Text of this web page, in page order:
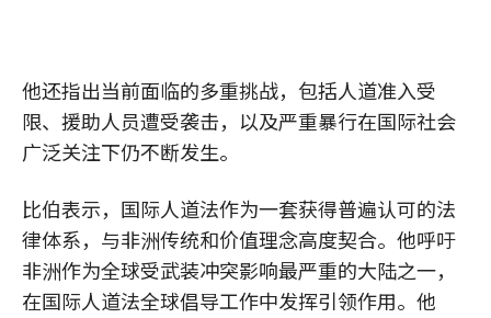
他还指出当前面临的多重挑战，包括人道准入受
限、援助人员遭受袭击，以及严重暴行在国际社会
广泛关注下仍不断发生。
比伯表示，国际人道法作为一套获得普遍认可的法
律体系，与非洲传统和价值理念高度契合。他呼吁
非洲作为全球受武装冲突影响最严重的大陆之一，
在国际人道法全球倡导工作中发挥引领作用。他